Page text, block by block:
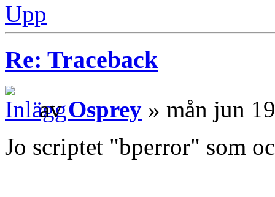
Upp
Re: Traceback
avOsprey » mån jun
Jo scriptet "bperror" som